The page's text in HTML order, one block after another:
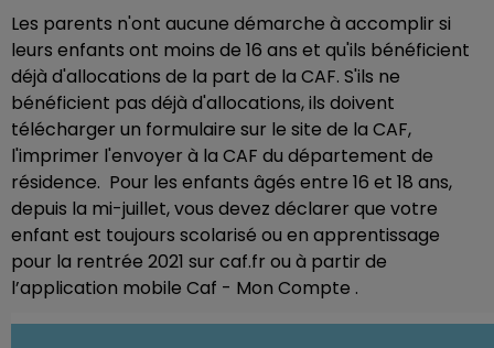
Les parents n'ont aucune démarche à accomplir si
leurs enfants ont moins de 16 ans et qu'ils bénéficient
déjà d'allocations de la part de la CAF. S'ils ne
bénéficient pas déjà d'allocations, ils doivent
télécharger un formulaire sur le site de la CAF,
l'imprimer l'envoyer à la CAF du département de
résidence. Pour les enfants âgés entre 16 et 18 ans,
depuis la mi-juillet, vous devez déclarer que votre
enfant est toujours scolarisé ou en apprentissage
pour la rentrée 2021 sur caf.fr ou à partir de
l’application mobile Caf - Mon Compte .